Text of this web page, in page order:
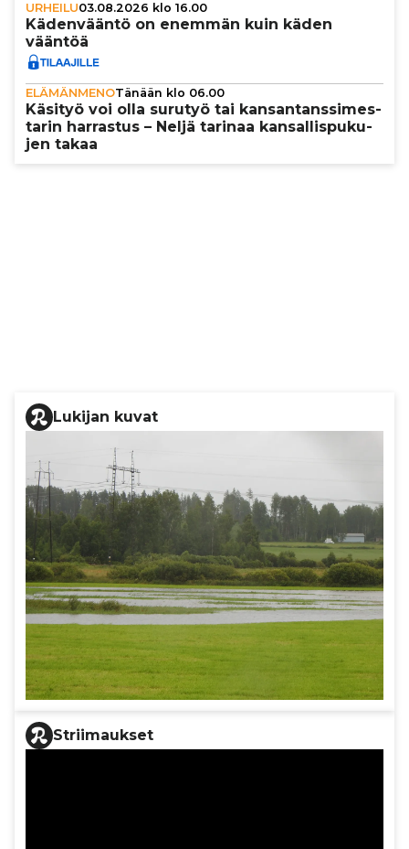
URHEILU03.08.2026 klo 16.00
Käden­vääntö on enemmän kuin käden
vääntöä
ELÄMÄNMENOTänään klo 06.00
Käsityö voi olla surutyö tai kan­san­tans­si­mes­
ta­rin harrastus – Neljä tarinaa kan­sal­lis­pu­ku­
jen takaa
Lukijan kuvat
Striimaukset